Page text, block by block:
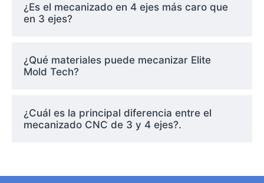
Elite Mold Techutiliza el mecanizado en 4 ejes
para reducir los tiempos de preparación,
manejar geometrías más complejas sin
sacrificar tolerancias estrictas.
Por qué elegir Elite
¿Es el mecanizado en 4 ejes más caro que
en 3 ejes?
¿Qué materiales puede mecanizar Elite
Mold Tech?
¿Cuál es la principal diferencia entre el
mecanizado CNC de 3 y 4 ejes?.